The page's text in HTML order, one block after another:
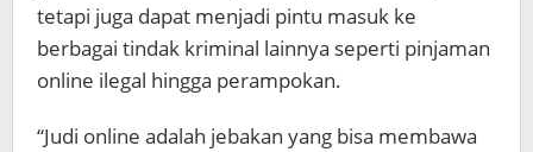
tetapi juga dapat menjadi pintu masuk ke
berbagai tindak kriminal lainnya seperti pinjaman
online ilegal hingga perampokan.
“Judi online adalah jebakan yang bisa membawa